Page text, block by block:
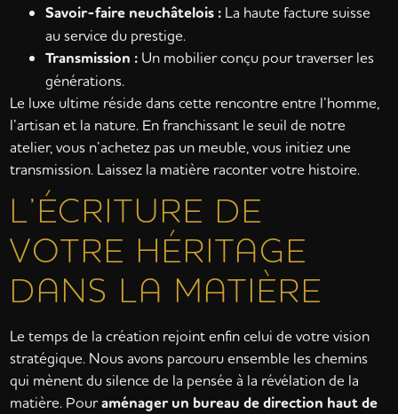
Savoir-faire neuchâtelois : La haute facture suisse
au service du prestige.
Transmission : Un mobilier conçu pour traverser les
générations.
Le luxe ultime réside dans cette rencontre entre l’homme,
l’artisan et la nature. En franchissant le seuil de notre
atelier, vous n’achetez pas un meuble, vous initiez une
transmission. Laissez la matière raconter votre histoire.
L’ÉCRITURE DE
VOTRE HÉRITAGE
DANS LA MATIÈRE
Le temps de la création rejoint enfin celui de votre vision
stratégique. Nous avons parcouru ensemble les chemins
qui mènent du silence de la pensée à la révélation de la
matière. Pouraménager un bureau de direction haut de